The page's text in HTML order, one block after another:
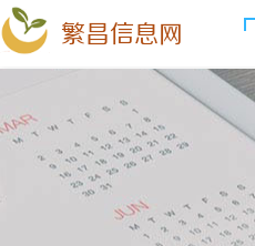
繁昌信息网